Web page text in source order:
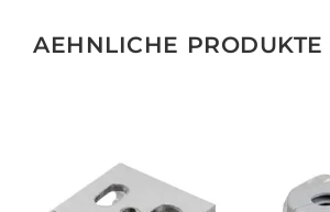
AEHNLICHE PRODUKTE